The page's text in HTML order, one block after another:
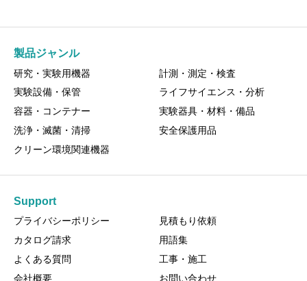
製品ジャンル
研究・実験用機器
計測・測定・検査
実験設備・保管
ライフサイエンス・分析
容器・コンテナー
実験器具・材料・備品
洗浄・滅菌・清掃
安全保護用品
クリーン環境関連機器
Support
プライバシーポリシー
見積もり依頼
カタログ請求
用語集
よくある質問
工事・施工
会社概要
お問い合わせ